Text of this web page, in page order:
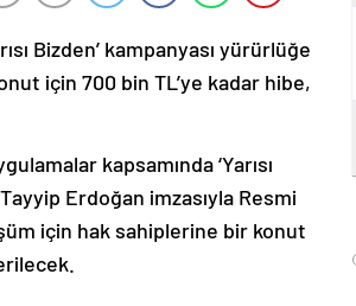
Bizden’ kampanyası yürürlüğe
için 700 bin TL’ye kadar hibe,
kapsamında ‘Yarısı
Erdoğan imzasıyla Resmi
için hak sahiplerine bir konut